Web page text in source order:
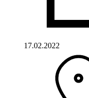
17.02.2022